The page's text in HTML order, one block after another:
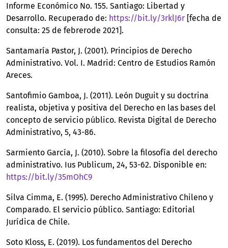
Informe Económico No. 155. Santiago: Libertad y
Desarrollo. Recuperado de: https://bit.ly/3rklJ6r [fecha de
consulta: 25 de febrerode 2021].
Santamaría Pastor, J. (2001). Principios de Derecho
Administrativo. Vol. I. Madrid: Centro de Estudios Ramón
Areces.
Santofimio Gamboa, J. (2011). León Duguit y su doctrina
realista, objetiva y positiva del Derecho en las bases del
concepto de servicio público. Revista Digital de Derecho
Administrativo, 5, 43-86.
Sarmiento García, J. (2010). Sobre la filosofía del derecho
administrativo. Ius Publicum, 24, 53-62. Disponible en:
https://bit.ly/35mOhC9
Silva Cimma, E. (1995). Derecho Administrativo Chileno y
Comparado. El servicio público. Santiago: Editorial
Jurídica de Chile.
Soto Kloss, E. (2019). Los fundamentos del Derecho